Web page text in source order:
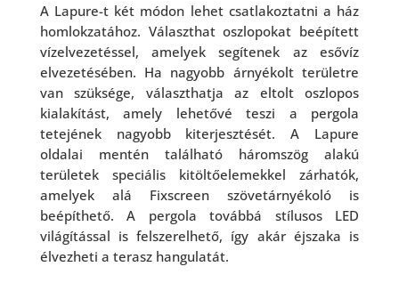
A Lapure-t két módon lehet csatlakoztatni a ház
homlokzatához. Választhat oszlopokat beépített
vízelvezetéssel, amelyek segítenek az esővíz
elvezetésében. Ha nagyobb árnyékolt területre
van szüksége, választhatja az eltolt oszlopos
kialakítást, amely lehetővé teszi a pergola
tetejének nagyobb kiterjesztését. A Lapure
oldalai mentén található háromszög alakú
területek speciális kitöltőelemekkel zárhatók,
amelyek alá Fixscreen szövetárnyékoló is
beépíthető. A pergola továbbá stílusos LED
világítással is felszerelhető, így akár éjszaka is
élvezheti a terasz hangulatát.